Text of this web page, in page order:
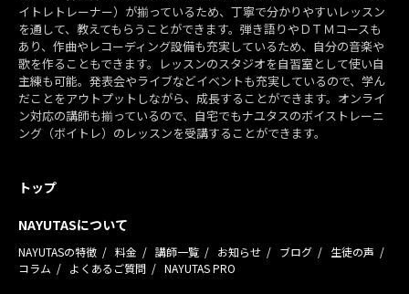
イトレトレーナー）が揃っているため、丁寧で分かりやすいレッスン
を通して、教えてもらうことができます。弾き語りやＤＴＭコースも
あり、作曲やレコーディング設備も充実しているため、自分の音楽や
歌を作ることもできます。レッスンのスタジオを自習室として使い自
主練も可能。発表会やライブなどイベントも充実しているので、学ん
だことをアウトプットしながら、成長することができます。オンライ
ン対応の講師も揃っているので、自宅でもナユタスのボイストレーニ
ング（ボイトレ）のレッスンを受講することができます。
トップ
NAYUTASについて
NAYUTASの特徴 料金 講師一覧 お知らせ ブログ
生徒の声
コラム
よくあるご質問 NAYUTAS PRO